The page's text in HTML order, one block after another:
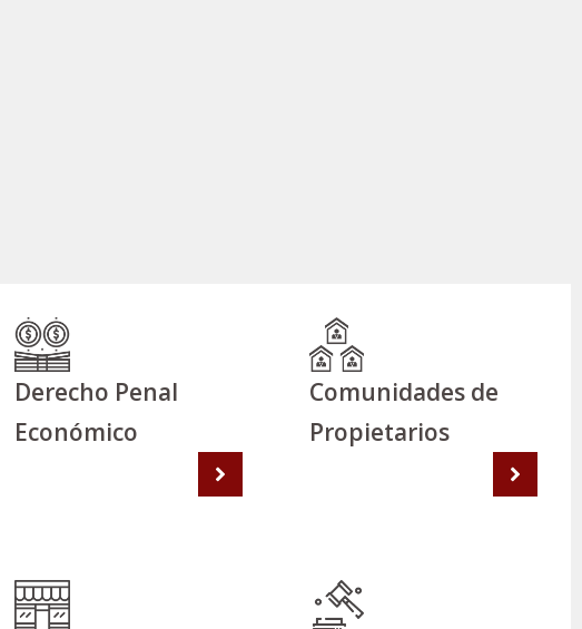
Derecho Penal
Económico
Comunidades de
Propietarios